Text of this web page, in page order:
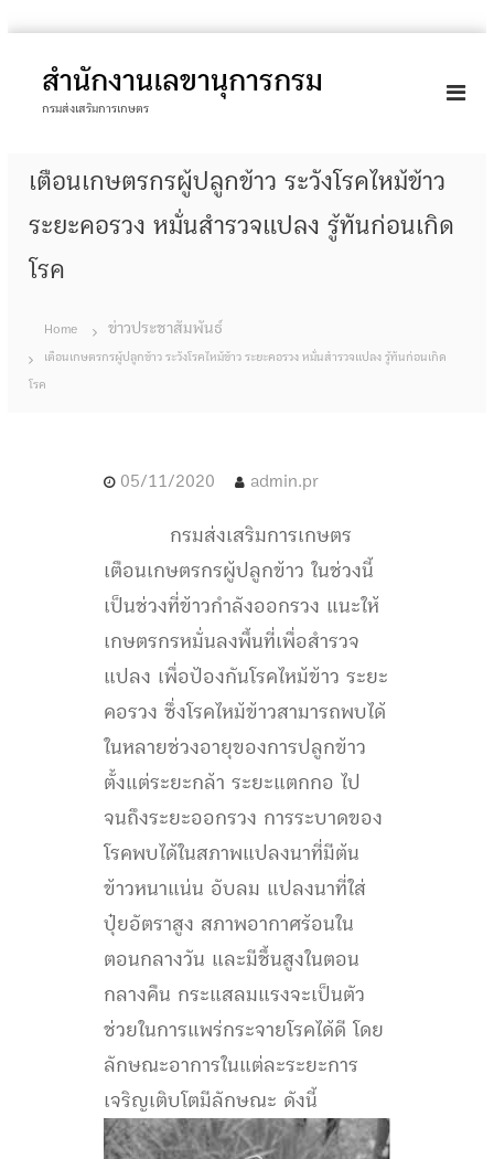
สำนักงานเลขานุการกรม
กรมส่งเสริมการเกษตร
เตือนเกษตรกรผู้ปลูกข้าว ระวังโรคไหม้ข้าว
ระยะคอรวง หมั่นสำรวจแปลง รู้ทันก่อนเกิด
โรค
Home ข่าวประชาสัมพันธ์
เตือนเกษตรกรผู้ปลูกข้าว ระวังโรคไหม้ข้าว ระยะคอรวง หมั่นสำรวจแปลง รู้ทันก่อนเกิด
โรค
05/11/2020 admin.pr
กรมส่งเสริมการเกษตร
เตือนเกษตรกรผู้ปลูกข้าว ในช่วงนี้
เป็นช่วงที่ข้าวกำลังออกรวง แนะให้
เกษตรกรหมั่นลงพื้นที่เพื่อสำรวจ
แปลง เพื่อป้องกันโรคไหม้ข้าว ระยะ
คอรวง ซึ่งโรคไหม้ข้าวสามารถพบได้
ในหลายช่วงอายุของการปลูกข้าว
ตั้งแต่ระยะกล้า ระยะแตกกอ ไป
จนถึงระยะออกรวง การระบาดของ
โรคพบได้ในสภาพแปลงนาที่มีต้น
ข้าวหนาแน่น อับลม แปลงนาที่ใส่
ปุ๋ยอัตราสูง สภาพอากาศร้อนใน
ตอนกลางวัน และมีชื้นสูงในตอน
กลางคืน กระแสลมแรงจะเป็นตัว
ช่วยในการแพร่กระจายโรคได้ดี โดย
ลักษณะอาการในแต่ละระยะการ
เจริญเติบโตมีลักษณะ ดังนี้